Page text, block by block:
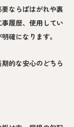
ならばはがれや裏
履歴、使用してい
確になります。
的な安心のどちら